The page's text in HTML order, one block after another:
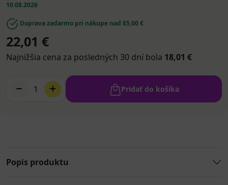
10.08.2026
Doprava zadarmo pri nákupe nad 85,00 €
22,01 €
Najnižšia cena za posledných 30 dní bola 18,01 €
1 Pridať do košíka
Popis produktu